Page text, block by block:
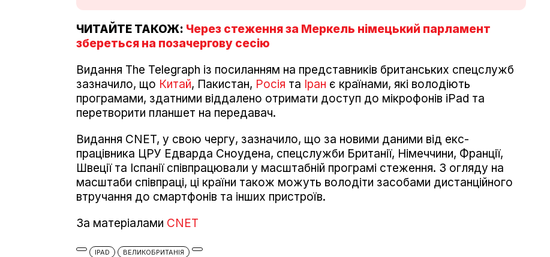
ЧИТАЙТЕ ТАКОЖ: Через стеження за Меркель німецький парламент
збереться на позачергову сесію
Видання The Telegraph із посиланням на представників британських спецслужб
зазначило, що Китай, Пакистан, Росія та Іран є країнами, які володіють
програмами, здатними віддалено отримати доступ до мікрофонів iPad та
перетворити планшет на передавач.
Видання CNET, у свою чергу, зазначило, що за новими даними від екс-
працівника ЦРУ Едварда Сноудена, спецслужби Британії, Німеччини, Франції,
Швеції та Іспанії співпрацювали у масштабній програмі стеження. З огляду на
масштаби співпраці, ці країни також можуть володіти засобами дистанційного
втручання до смартфонів та інших пристроїв.
За матеріалами CNET
IPAD ВЕЛИКОБРИТАНІЯ